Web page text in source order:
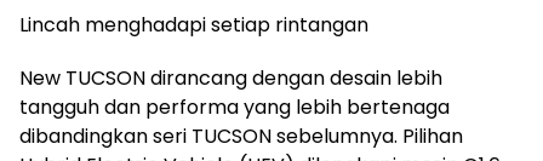
Lincah menghadapi setiap rintangan
New TUCSON dirancang dengan desain lebih
tangguh dan performa yang lebih bertenaga
dibandingkan seri TUCSON sebelumnya. Pilihan